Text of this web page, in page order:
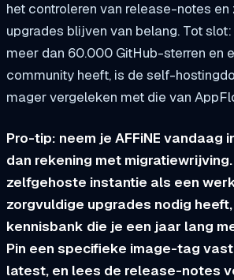
het controleren van release-notes en
upgrades blijven van belang. Tot
meer dan 60.000 GitHub-sterren en
community heeft, is de self-
mager vergeleken met die van
Pro-tip: neem je AFFiNE vandaag
dan rekening met
zelfgehoste instantie als een
zorgvuldige upgrades nodig
kennisbank die je een jaar lang
Pin een specifieke image-tag
latest, en lees de release-notes